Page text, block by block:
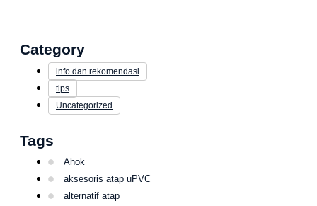
Category
info dan rekomendasi
tips
Uncategorized
Tags
Ahok
aksesoris atap uPVC
alternatif atap